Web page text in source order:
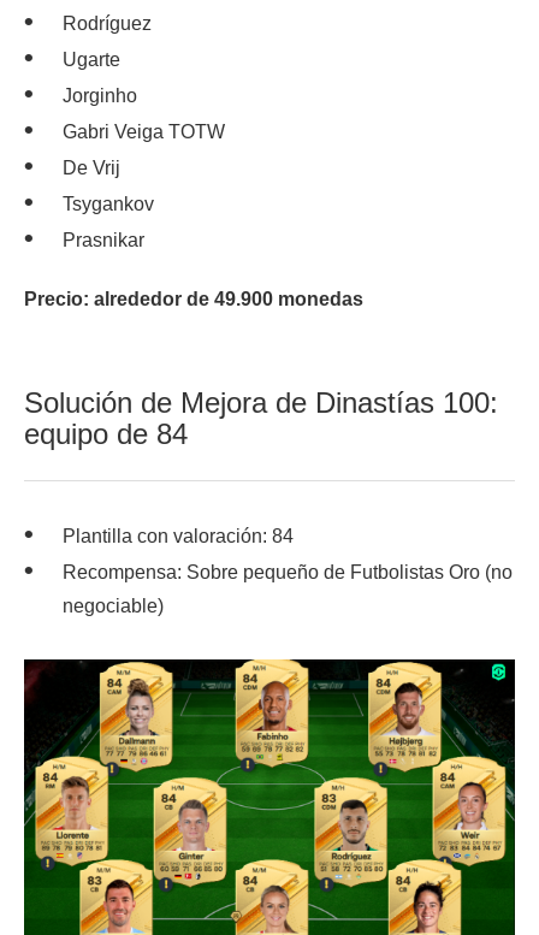
Rodríguez
Ugarte
Jorginho
Gabri Veiga TOTW
De Vrij
Tsygankov
Prasnikar
Precio: alrededor de 49.900 monedas
Solución de Mejora de Dinastías 100:
equipo de 84
Plantilla con valoración: 84
Recompensa: Sobre pequeño de Futbolistas Oro (no
negociable)